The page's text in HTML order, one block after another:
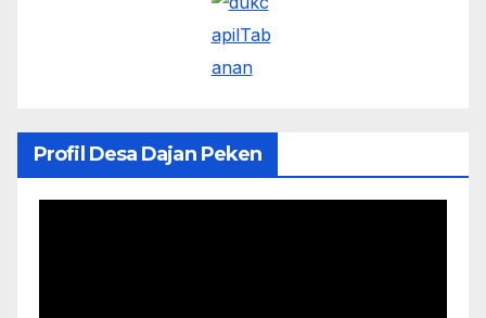
Profil Desa Dajan Peken